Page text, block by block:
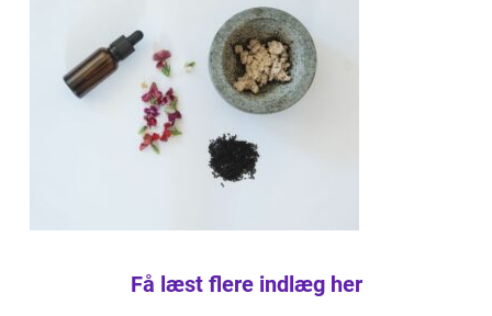
Få læst flere indlæg her